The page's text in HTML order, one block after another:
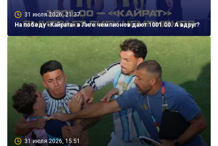
31 июля 2026, 21:37
На победу «Кайрата» в Лиге чемпионов дают 1001.00. А вдруг?
31 июля 2026, 15:51